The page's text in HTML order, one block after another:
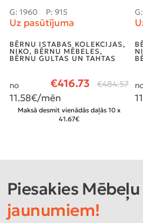
G: 1960 P: 915
Uz pasūtījuma
BĒRNU ISTABAS KOLEKCIJAS,
NIKO, BĒRNU MĒBELES,
BĒRNU GULTAS UN TAHTAS
€416.73 €484.57
no
11.58€/mēn
Maksā desmit vienādās daļās 10 x
41.67€
Piesakies
jaunumiem!